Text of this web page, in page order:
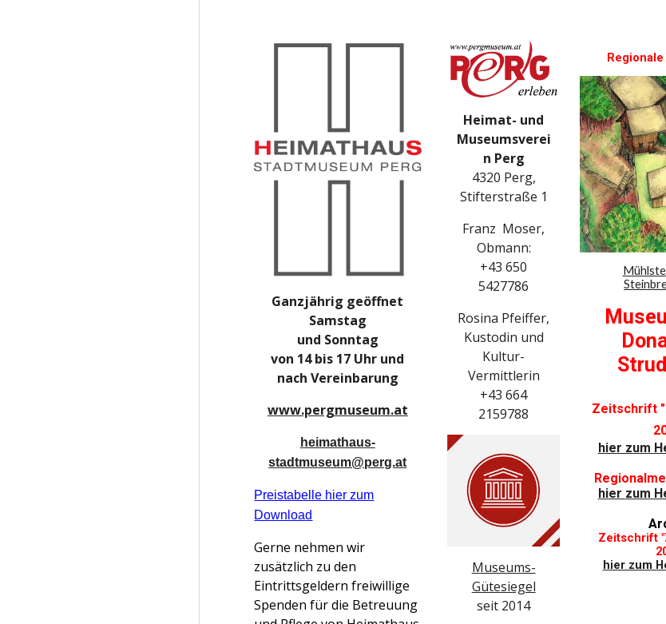
Ganzjährig geöffnet
Samstag
und Sonntag
von 14 bis 17 Uhr und
nach Vereinbarung
www.pergmuseum.at
heimathaus-
stadtmuseum@perg.at
Preistabelle hier zum
Download
Gerne nehmen wir
zusätzlich zu den
Eintrittsgeldern freiwillige
Spenden für die Betreuung
Heimat- und
Museumsverei
n Perg
4320 Perg,
Stifterstraße 1
Franz Moser,
Obmann:
+43 650
5427786
Rosina Pfeiffer,
Kustodin und
Kultur-
Vermittlerin
+43 664
2159788
Museums-
Gütesiegel
seit 2014
Zeitschrift
hier zum
hier zum H
Zeitschrift
hier zum